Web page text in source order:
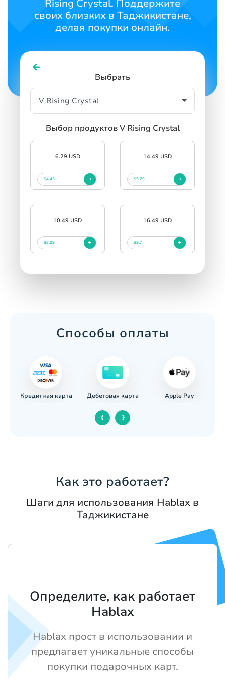
Rising Crystal. Поддержите
своих близких в Таджикистане,
делая покупки онлайн.
Выбрать
Выбор продуктов V Rising Crystal
6.29 USD
$4.43
14.49 USD
$5.79
10.49 USD
$8.09
16.49 USD
$9.7
Способы оплаты
Кредитная карта Дебетовая карта Apple Pay
‹ ›
Как это работает?
Шаги для использования Hablax в
Таджикистане
Определите, как работает
Hablax
Hablax прост в использовании и
предлагает уникальные способы
покупки подарочных карт.